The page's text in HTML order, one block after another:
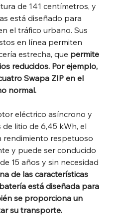
de 141 centímetros, y
está diseñado para
el tráfico urbano. Sus
en línea permiten
estrecha, que permite
reducidos. Por ejemplo,
Swapa ZIP en el
normal.
eléctrico asíncrono y
litio de 6,45 kWh, el
rendimiento respetuoso
y puede ser conducido
15 años y sin necesidad
de las características
está diseñada para
se proporciona un
su transporte.